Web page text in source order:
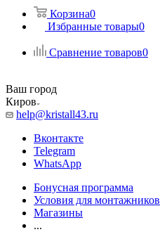
Корзина0
Избранные товары0
Сравнение товаров0
Ваш город
Киров
help@kristall43.ru
Вконтакте
Telegram
WhatsApp
Бонусная программа
Условия для монтажников
Магазины
...